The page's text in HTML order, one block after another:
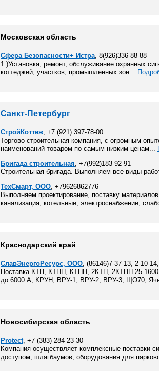
Московская область
Сфера Безопасности+ Истра, 8(926)336-88-88
1.)Установка, ремонт, обслуживание охранных
коттеджей, участков, промышленных зон...
Санкт-Петербург
СтройКоттеж, +7 (921) 397-78-00
Торгово-строительная компания, с огромным
наименований товаром по самым низким ценам...
Бригада строительная, +7(992)183-92-91
Строительная бригада. Выполняем все виды
ТехСмарт, ООО, +79626862776
Выполняем проектирование, поставку
канализация, котельные, электроснабжение,
Краснодарский край
СлавЭнергоРесурс, ООО, (86146)7-37-13, 2-10-
Поставка КТП, КТПП, КТПН, 2КТП, 2КТПП 25-
до 6000 А, КРУН, ВРУ-1, ВРУ-2, ВРУ-3, ЩО70,
Новосибирская область
Protect, +7 (383) 284-23-30
Компания осуществляет комплексные поставки
доступом, шлагбаумов, оборудования для